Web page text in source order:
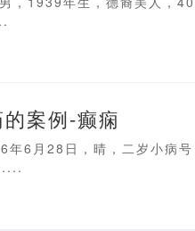
案例-癫痫
6月28日，晴，二岁小病